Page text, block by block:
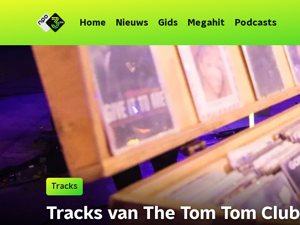
Home Nieuws Gids Megahit Podcasts
Tracks
Tracks van The Tom Tom Club